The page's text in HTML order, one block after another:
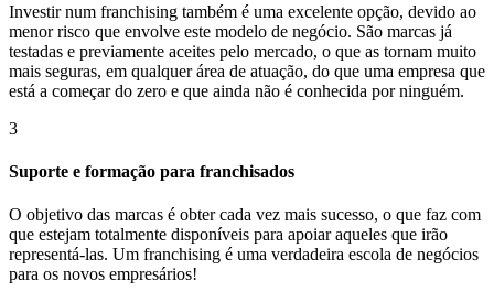
Investir num franchising também é uma excelente opção, devido ao
menor risco que envolve este modelo de negócio. São marcas já
testadas e previamente aceites pelo mercado, o que as tornam muito
mais seguras, em qualquer área de atuação, do que uma empresa que
está a começar do zero e que ainda não é conhecida por ninguém.
3
Suporte e formação para franchisados
O objetivo das marcas é obter cada vez mais sucesso, o que faz com
que estejam totalmente disponíveis para apoiar aqueles que irão
representá-las. Um franchising é uma verdadeira escola de negócios
para os novos empresários!